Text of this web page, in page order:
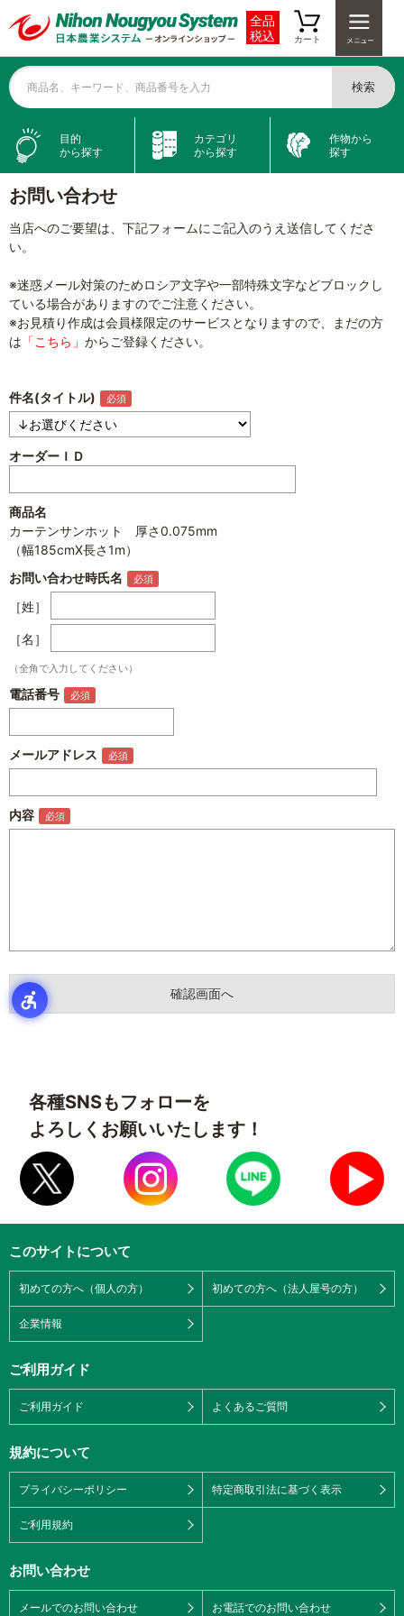
全品
税込
カート
商品名、キーワード、商品番号を入力 検索
目的
から探す
カテゴリ
から探す
作物から
探す
お問い合わせ
当店へのご要望は、下記フォームにご記入のうえ送信してくださ
い。
※迷惑メール対策のためロシア文字や一部特殊文字などブロックし
ている場合がありますのでご注意ください。
※お見積り作成は会員様限定のサービスとなりますので、まだの方
は 「こちら」 からご登録ください。
件名(タイトル)
オーダーＩＤ
商品名
カーテンサンホット 厚さ0.075mm
（幅185cmX長さ1m）
お問い合わせ時氏名
［姓］
［名］
（全角で入力してください）
電話番号
メールアドレス
内容
各種SNSもフォローを
よろしくお願いいたします！
このサイトについて
初めての方へ（個人の方） 初めての方へ（法人屋号の方）
企業情報
ご利用ガイド
ご利用ガイド よくあるご質問
規約について
プライバシーポリシー 特定商取引法に基づく表示
ご利用規約
お問い合わせ
メールでのお問い合わせ お電話でのお問い合わせ